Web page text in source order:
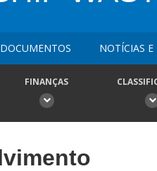
DOCUMENTOS NOTÍCIAS
FINANÇAS